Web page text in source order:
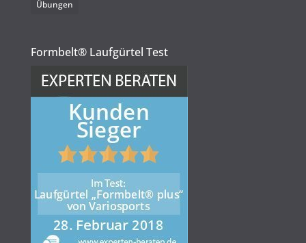
Übungen
Formbelt® Laufgürtel Test